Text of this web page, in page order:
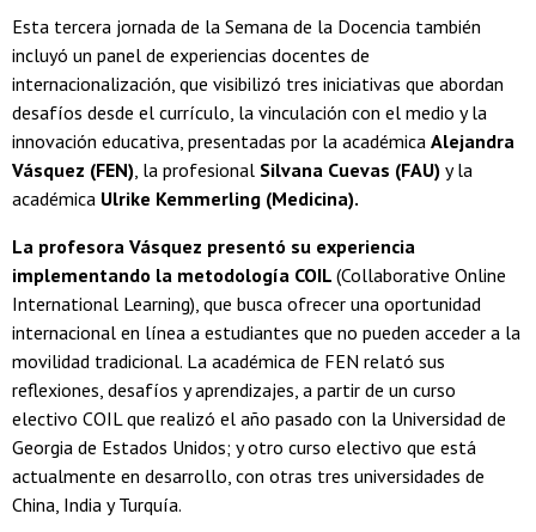
Esta tercera jornada de la Semana de la Docencia también
incluyó un panel de experiencias docentes de
internacionalización, que visibilizó tres iniciativas que abordan
desafíos desde el currículo, la vinculación con el medio y la
innovación educativa, presentadas por la académica Alejandra
Vásquez (FEN), la profesional Silvana Cuevas (FAU) y la
académica Ulrike Kemmerling (Medicina).
La profesora Vásquez presentó su experiencia
implementando la metodología COIL (Collaborative Online
International Learning), que busca ofrecer una oportunidad
internacional en línea a estudiantes que no pueden acceder a la
movilidad tradicional. La académica de FEN relató sus
reflexiones, desafíos y aprendizajes, a partir de un curso
electivo COIL que realizó el año pasado con la Universidad de
Georgia de Estados Unidos; y otro curso electivo que está
actualmente en desarrollo, con otras tres universidades de
China, India y Turquía.